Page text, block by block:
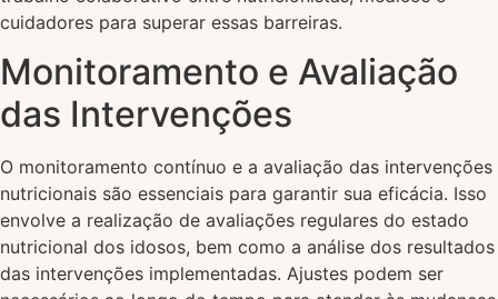
cuidadores para superar essas barreiras.
Monitoramento e Avaliação
das Intervenções
O monitoramento contínuo e a avaliação das intervenções
nutricionais são essenciais para garantir sua eficácia. Isso
envolve a realização de avaliações regulares do estado
nutricional dos idosos, bem como a análise dos resultados
das intervenções implementadas. Ajustes podem ser